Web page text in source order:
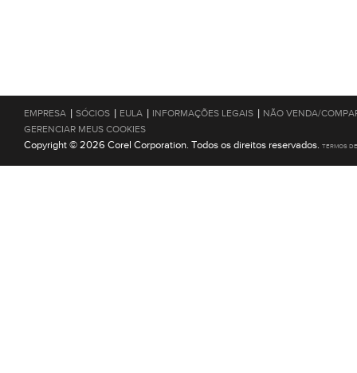
EMPRESA | SÓCIOS | EULA | INFORMAÇÕES LEGAIS | NÃO VENDA/
GERENCIAR MEUS COOKIES
Copyright © 2026 Corel Corporation. Todos os direitos reservados. TERMOS